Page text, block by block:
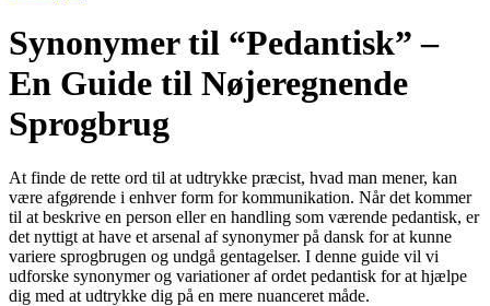
Synonymer til “Pedantisk” –
En Guide til Nøjeregnende
Sprogbrug
At finde de rette ord til at udtrykke præcist, hvad man mener, kan
være afgørende i enhver form for kommunikation. Når det kommer
til at beskrive en person eller en handling som værende pedantisk, er
det nyttigt at have et arsenal af synonymer på dansk for at kunne
variere sprogbrugen og undgå gentagelser. I denne guide vil vi
udforske synonymer og variationer af ordet pedantisk for at hjælpe
dig med at udtrykke dig på en mere nuanceret måde.